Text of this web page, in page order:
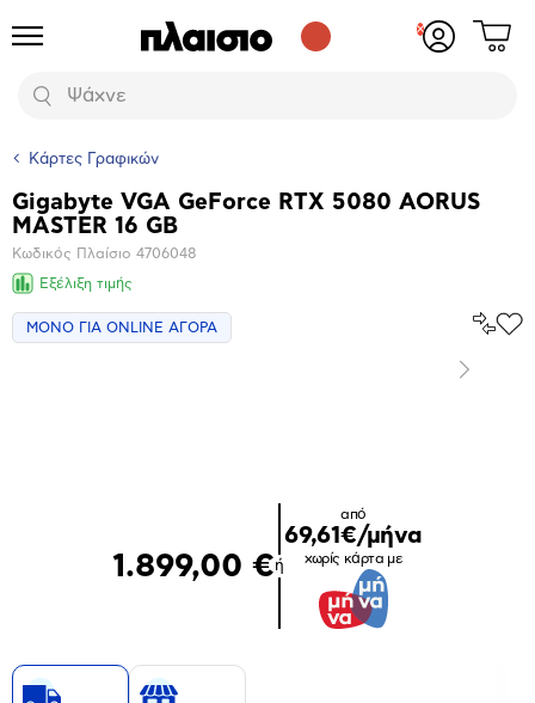
Προϊόντα
Αναζήτηση
Δες
Κάρτες Γραφικών
Βασικά
χαρακτηριστικά
Gigabyte VGA GeForce RTX 5080 AORUS
MASTER 16 GB
Κωδικός Πλαίσιο 4706048
Εξέλιξη τιμής
ΜΟΝΟ ΓΙΑ ONLINE ΑΓΟΡΑ
Επόμενο
1.899,00 €ή
από
69,61€/μήνα
χωρίς κάρτα με